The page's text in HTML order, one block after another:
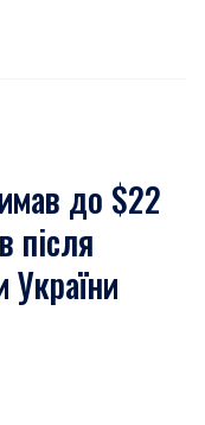
до $22
після
України